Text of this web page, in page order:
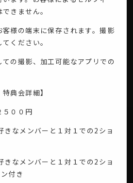
きません。
様の端末に保存されます。撮影
ください。
の撮影、加工可能なアプリでの
典会詳細】
５００円
なメンバーと１対１での2ショ
なメンバーと１対１での2ショ
付き